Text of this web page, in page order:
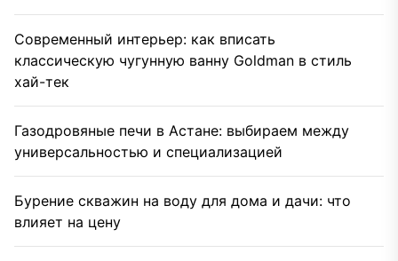
Современный интерьер: как вписать
классическую чугунную ванну Goldman в стиль
хай-тек
Газодровяные печи в Астане: выбираем между
универсальностью и специализацией
Бурение скважин на воду для дома и дачи: что
влияет на цену